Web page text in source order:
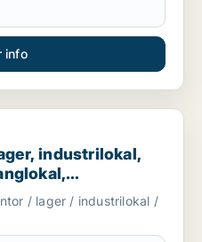
info
butik, klinik,
industrilokal,
hotell
Bjuv eller
/ lager / industrilokal /